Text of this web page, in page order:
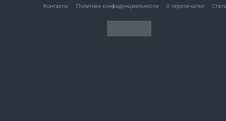
Контакты
Политика конфиденциальности О перепечатке